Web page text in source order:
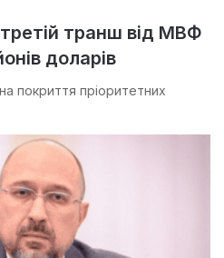
транш від МВФ
доларів
покриття пріоритетних